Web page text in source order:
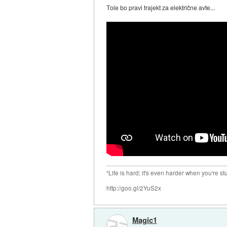
Tole bo pravi trajekt za električne avte...
"Life is hard; it's even harder when you're
http://goo.gl/2YuS2x
Magic1